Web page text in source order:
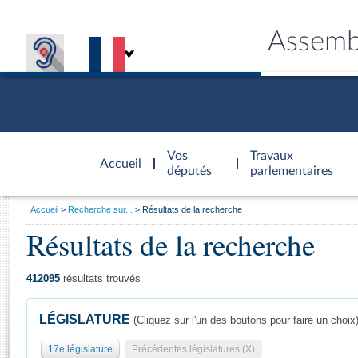
Accueil
d'accueil
Vos
députés
Travaux
parlementaires
Général
Vous
Accueil Recherche sur... Résultats de la recherche
Résultats de la recherche
412095 résultats trouvés
LÉGISLATURE (Cliquez sur l'un des boutons pour faire un choix)
17e législature Précédentes législatures (X)